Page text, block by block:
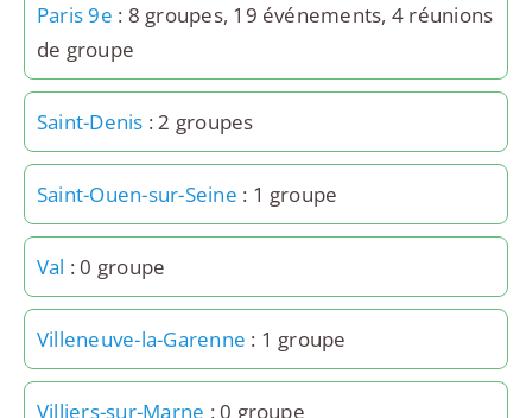
Paris 9e : 8 groupes, 19 événements, 4 réunions
de groupe
Saint-Denis : 2 groupes
Saint-Ouen-sur-Seine : 1 groupe
Val : 0 groupe
Villeneuve-la-Garenne : 1 groupe
Villiers-sur-Marne : 0 groupe